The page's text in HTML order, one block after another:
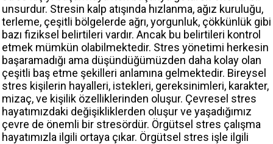
unsurdur. Stresin kalp atışında hızlanma, ağız kuruluğu,
terleme, çeşitli bölgelerde ağrı, yorgunluk, çökkünlük gibi
bazı fiziksel belirtileri vardır. Ancak bu belirtileri kontrol
etmek mümkün olabilmektedir. Stres yönetimi herkesin
başaramadığı ama düşündüğümüzden daha kolay olan
çeşitli baş etme şekilleri anlamına gelmektedir. Bireysel
stres kişilerin hayalleri, istekleri, gereksinimleri, karakter,
mizaç, ve kişilik özelliklerinden oluşur. Çevresel stres
hayatımızdaki değişikliklerden oluşur ve yaşadığımız
çevre de önemli bir stresördür. Örgütsel stres çalışma
hayatımızla ilgili ortaya çıkar. Örgütsel stres işle ilgili